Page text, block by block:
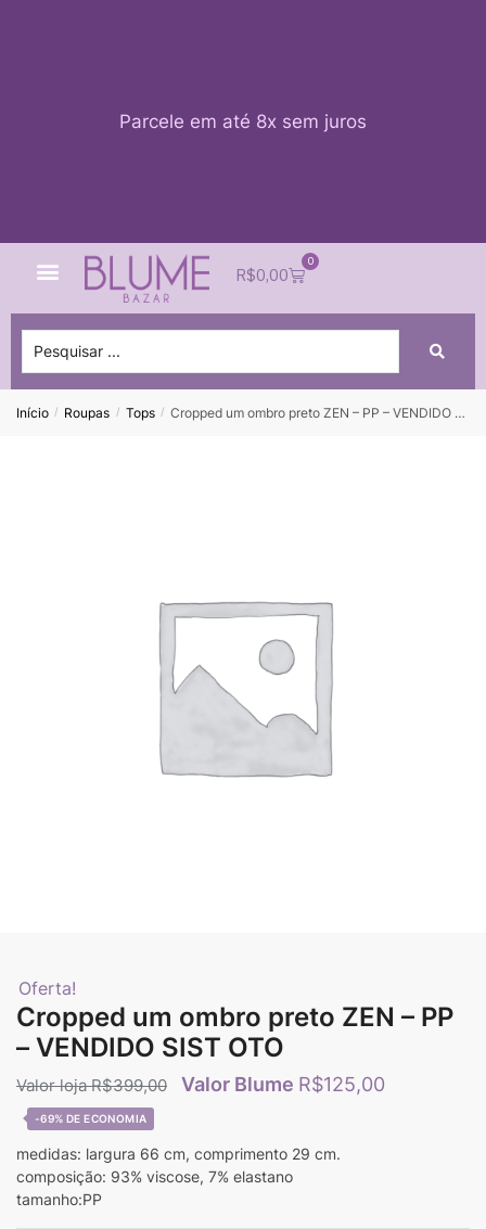
Parcele em até 8x sem juros
R$0,00
0
Início / Roupas / Tops / Cropped um ombro preto ZEN – PP – VENDIDO SIST OTO
Oferta!
Cropped um ombro preto ZEN – PP
– VENDIDO SIST OTO
R$399,00 R$125,00
-69%
medidas: largura 66 cm, comprimento 29 cm.
composição: 93% viscose, 7% elastano
tamanho:PP